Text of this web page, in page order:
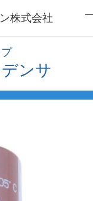
株式会社
ンサ